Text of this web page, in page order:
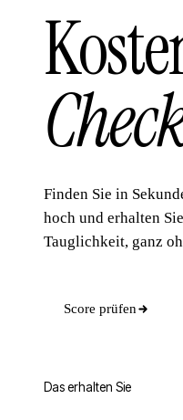
Finden Sie in
hoch und erhalten
Tauglichkeit, ganz
Score prüfen
Das erhalten Sie